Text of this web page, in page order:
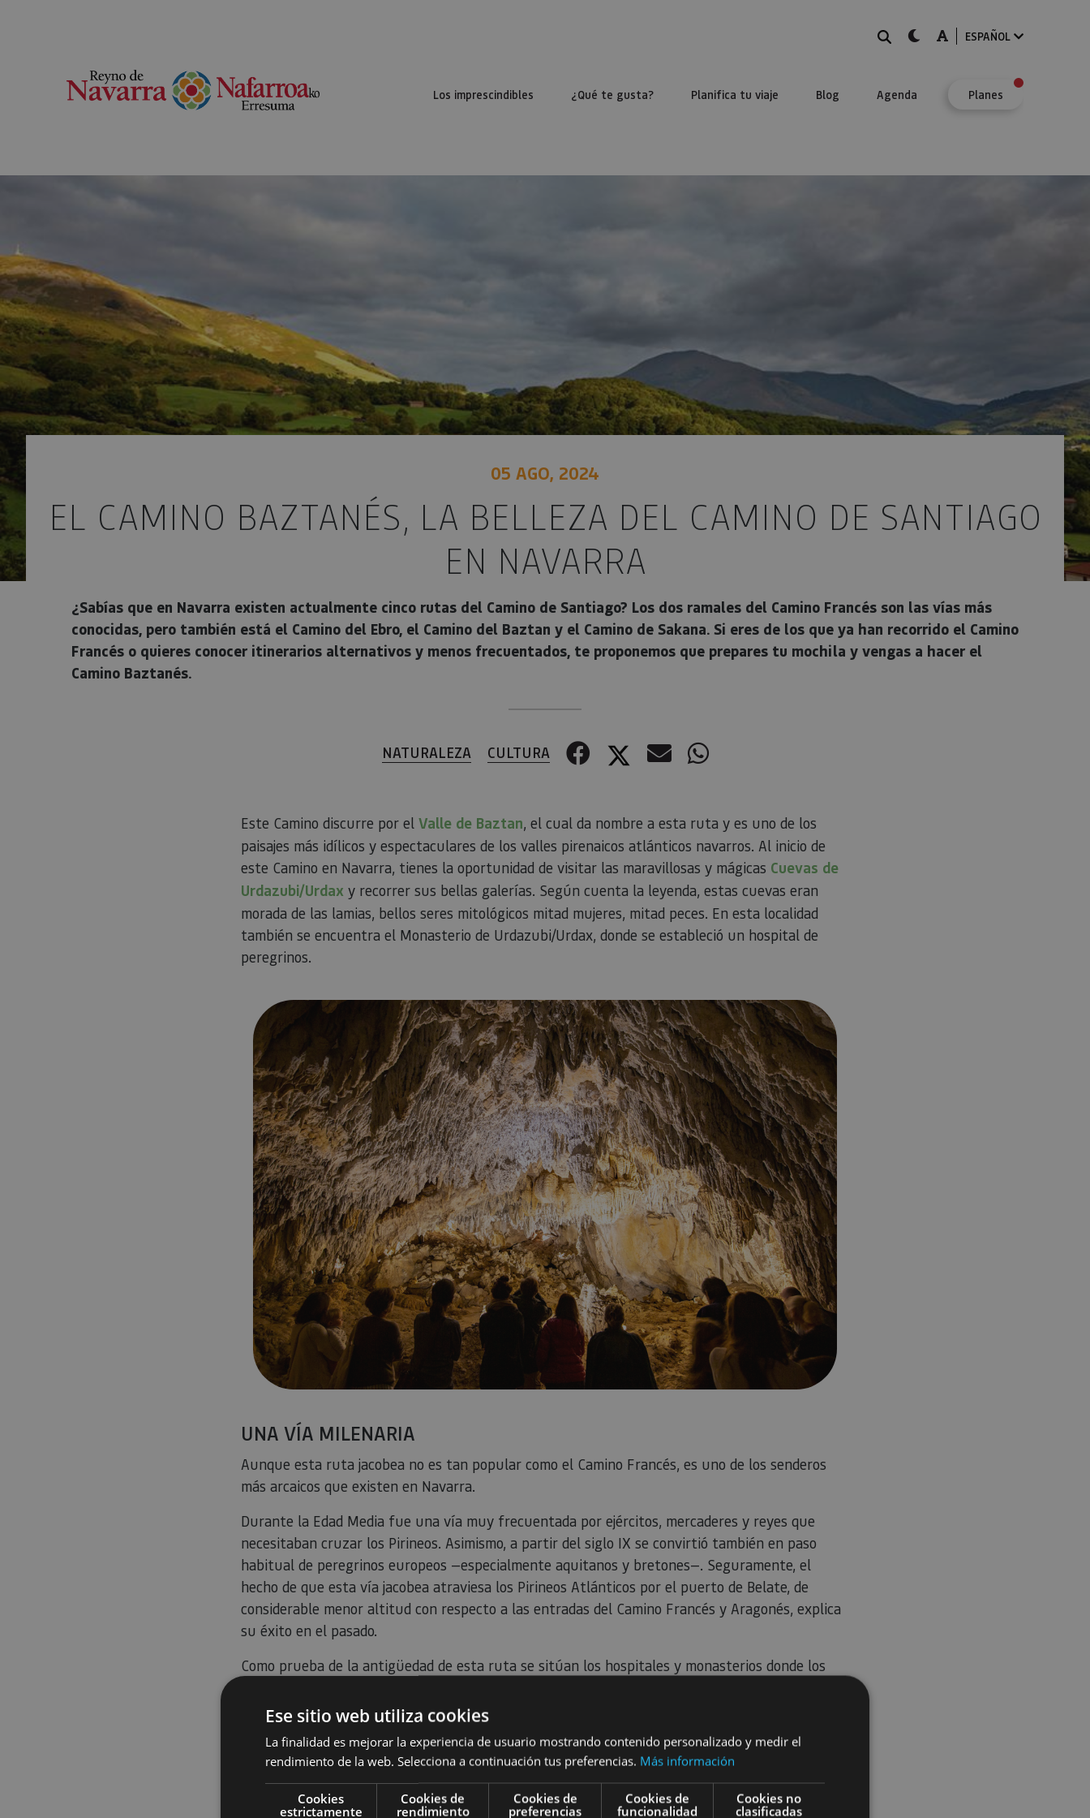
BUSCARdark-mode
A-modeESPAÑOL
Los imprescindibles ¿Qué te gusta? Planifica tu viaje Blog Agenda Planes
05 AGO, 2024
EL CAMINO BAZTANÉS, LA BELLEZA DEL CAMINO DE SANTIAGO
EN NAVARRA
¿Sabías que en Navarra existen actualmente cinco rutas del Camino de Santiago? Los dos ramales del Camino Francés son las vías más
conocidas, pero también está el Camino del Ebro, el Camino del Baztan y el Camino de Sakana. Si eres de los que ya han recorrido el Camino
Francés o quieres conocer itinerarios alternativos y menos frecuentados, te proponemos que prepares tu mochila y vengas a hacer el
Camino Baztanés.
NATURALEZA CULTURA Facebook
Twitter
Correo electrónico
WhatsApp
Este Camino discurre por el Valle de Baztan, el cual da nombre a esta ruta y es uno de los
paisajes más idílicos y espectaculares de los valles pirenaicos atlánticos navarros. Al inicio de
este Camino en Navarra, tienes la oportunidad de visitar las maravillosas y mágicas Cuevas de
Urdazubi/Urdax y recorrer sus bellas galerías. Según cuenta la leyenda, estas cuevas eran
morada de las lamias, bellos seres mitológicos mitad mujeres, mitad peces. En esta localidad
también se encuentra el Monasterio de Urdazubi/Urdax, donde se estableció un hospital de
peregrinos.
UNA VÍA MILENARIA
Aunque esta ruta jacobea no es tan popular como el Camino Francés, es uno de los senderos
más arcaicos que existen en Navarra.
Durante la Edad Media fue una vía muy frecuentada por ejércitos, mercaderes y reyes que
necesitaban cruzar los Pirineos. Asimismo, a partir del siglo IX se convirtió también en paso
habitual de peregrinos europeos —especialmente aquitanos y bretones—. Seguramente, el
hecho de que esta vía jacobea atraviesa los Pirineos Atlánticos por el puerto de Belate, de
considerable menor altitud con respecto a las entradas del Camino Francés y Aragonés, explica
su éxito en el pasado.
Como prueba de la antigüedad de esta ruta se sitúan los hospitales y monasterios donde los
materiales y a las escrituras de donaciones de tierras y edificios por parte de la aristocracia
Urdazubi/Urdax Belate
Por el Camino de Santiago Baztanés, pasaban los peregrinos que desembarcaban en el puerto
de Bayona y recorrían el departamento de los Pirineos Atlánticos, en la región de Aquitania, a lo
largo de 32 km pasando por Ustaritz, Espelette, Souraïde y Ainhoa. Después, llegaban a Navarra
Ese sitio web utiliza cookies
La finalidad es mejorar la experiencia de usuario mostrando contenido personalizado y medir el
rendimiento de la web. Selecciona a continuación tus preferencias. Más información
Cookies
estrictamente
Cookies de
rendimiento
Cookies de
preferencias
Cookies de
funcionalidad
Cookies no
clasificadas